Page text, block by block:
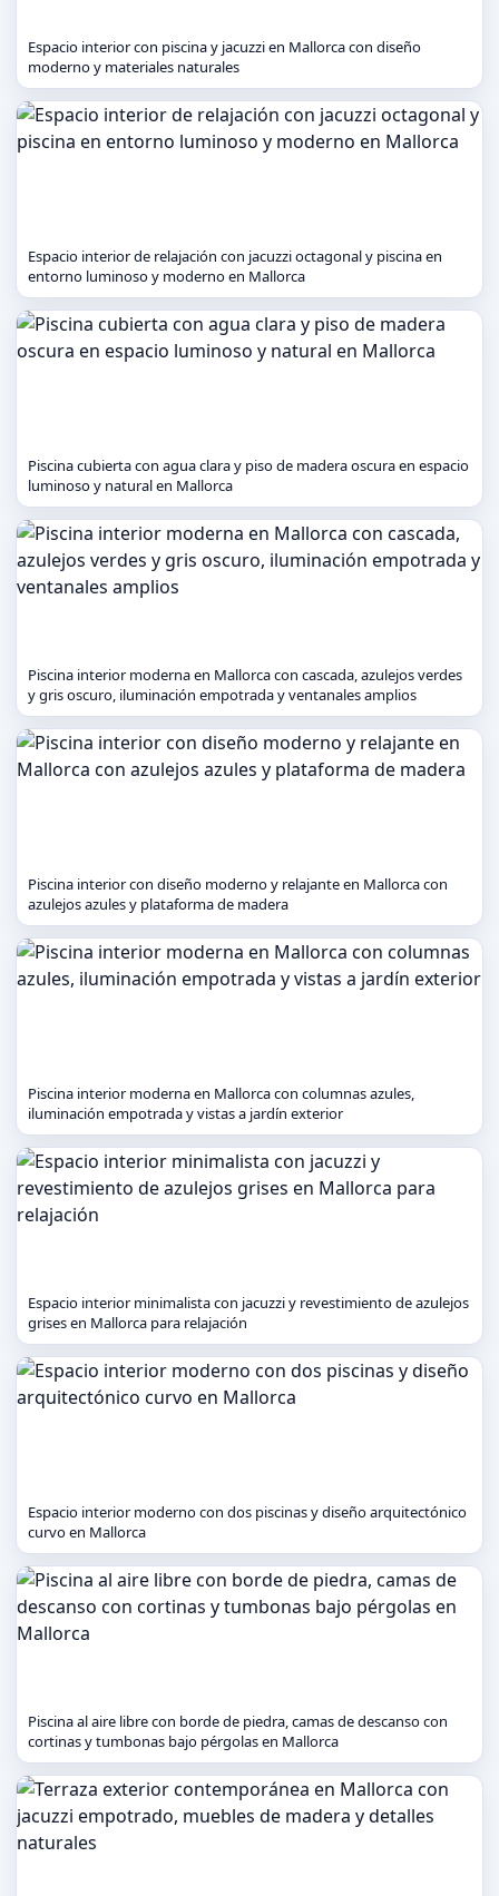
Espacio interior con piscina y jacuzzi en Mallorca con diseño
moderno y materiales naturales
Espacio interior de relajación con jacuzzi octagonal y piscina en
entorno luminoso y moderno en Mallorca
Piscina cubierta con agua clara y piso de madera oscura en espacio
luminoso y natural en Mallorca
Piscina interior moderna en Mallorca con cascada, azulejos verdes
y gris oscuro, iluminación empotrada y ventanales amplios
Piscina interior con diseño moderno y relajante en Mallorca con
azulejos azules y plataforma de madera
Piscina interior moderna en Mallorca con columnas azules,
iluminación empotrada y vistas a jardín exterior
Espacio interior minimalista con jacuzzi y revestimiento de azulejos
grises en Mallorca para relajación
Espacio interior moderno con dos piscinas y diseño arquitectónico
curvo en Mallorca
Piscina al aire libre con borde de piedra, camas de descanso con
cortinas y tumbonas bajo pérgolas en Mallorca